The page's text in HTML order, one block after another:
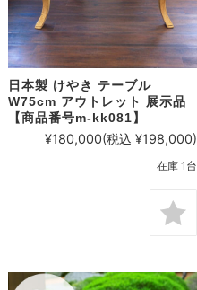
日本製 けやき テーブル
W75cm アウトレット 展示品
【商品番号m-kk081】
¥180,000(税込 ¥198,000)
在庫 1台